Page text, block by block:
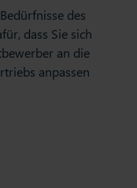
des
dass Sie sich
an die
anpassen